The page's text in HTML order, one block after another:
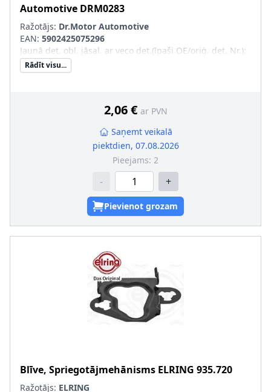
Automotive DRM0283
Ražotājs: Dr.Motor Automotive
EAN: 5902425075296
Jaunā det. obl. jāsal. ar veco det.(īpaši OE/oriģ. det. Nr.):
Rādīt visu...
2,06 € ar PVN
Saņemt veikalā
piektdien, 07.08.2026
Pieejams: 2
- +
Pievienot grozam
Blīve, Spriegotājmehānisms ELRING 935.720
Ražotājs: ELRING